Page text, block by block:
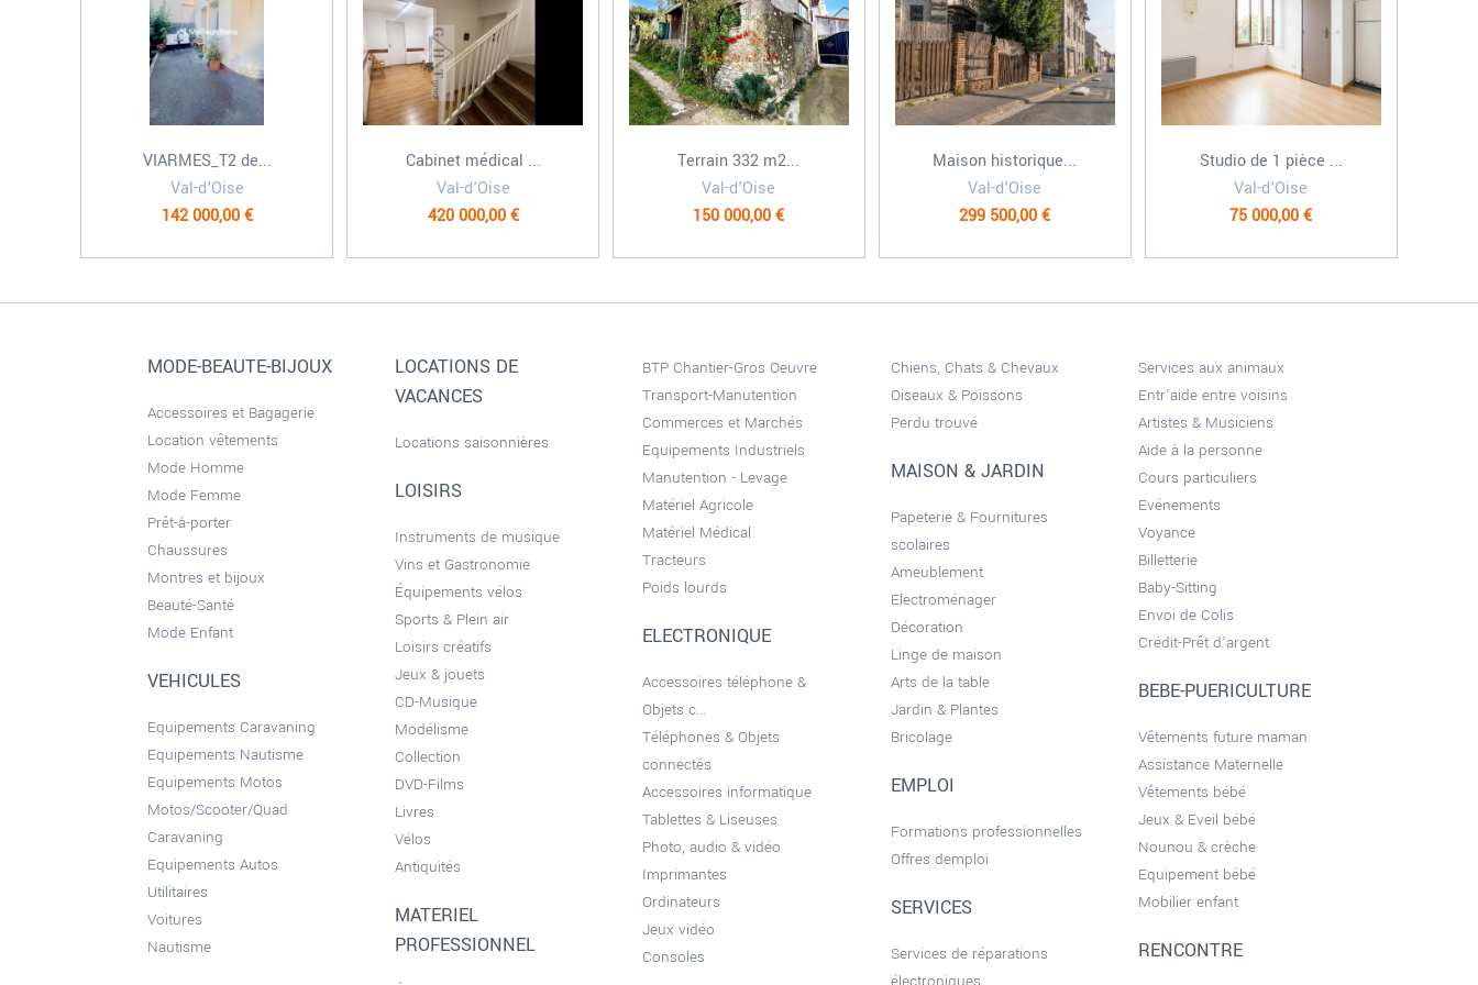
VIARMES_T2 de...
Val-d'Oise
142 000,00 €
Cabinet médical ...
Val-d'Oise
420 000,00 €
Terrain 332 m2...
Val-d'Oise
150 000,00 €
Maison historique...
Val-d'Oise
299 500,00 €
Studio de 1 pièce ...
Val-d'Oise
75 000,00 €
MODE-BEAUTE-BIJOUX
Accessoires et Bagagerie
Location vêtements
Mode Homme
Mode Femme
Prêt-à-porter
Chaussures
Montres et bijoux
Beauté-Santé
Mode Enfant
VEHICULES
Equipements Caravaning
Equipements Nautisme
Equipements Motos
Motos/Scooter/Quad
Caravaning
Equipements Autos
Utilitaires
Voitures
Nautisme
LOCATIONS DE
VACANCES
Locations saisonnières
LOISIRS
Instruments de musique
Vins et Gastronomie
Équipements vélos
Sports & Plein air
Loisirs créatifs
Jeux & jouets
CD-Musique
Modélisme
Collection
DVD-Films
Livres
Vélos
Antiquités
MATERIEL
PROFESSIONNEL
BTP Chantier-Gros Oeuvre
Transport-Manutention
Commerces et Marchés
Equipements Industriels
Manutention - Levage
Matériel Agricole
Matériel Médical
Tracteurs
Poids lourds
ELECTRONIQUE
Accessoires téléphone &
Objets c...
Téléphones & Objets
connectés
Accessoires informatique
Tablettes & Liseuses
Photo, audio & vidéo
Imprimantes
Ordinateurs
Jeux vidéo
Consoles
Chiens, Chats & Chevaux
Oiseaux & Poissons
Perdu trouvé
MAISON & JARDIN
Papeterie & Fournitures
scolaires
Ameublement
Electroménager
Décoration
Linge de maison
Arts de la table
Jardin & Plantes
Bricolage
EMPLOI
Formations professionnelles
Offres demploi
SERVICES
Services de réparations
Services aux animaux
Entr'aide entre voisins
Artistes & Musiciens
Aide à la personne
Cours particuliers
Evénements
Voyance
Billetterie
Baby-Sitting
Envoi de Colis
Crédit-Prêt d'argent
BEBE-PUERICULTURE
Vêtements future maman
Assistance Maternelle
Vêtements bébé
Jeux & Eveil bébé
Nounou & crèche
Equipement bébé
Mobilier enfant
RENCONTRE